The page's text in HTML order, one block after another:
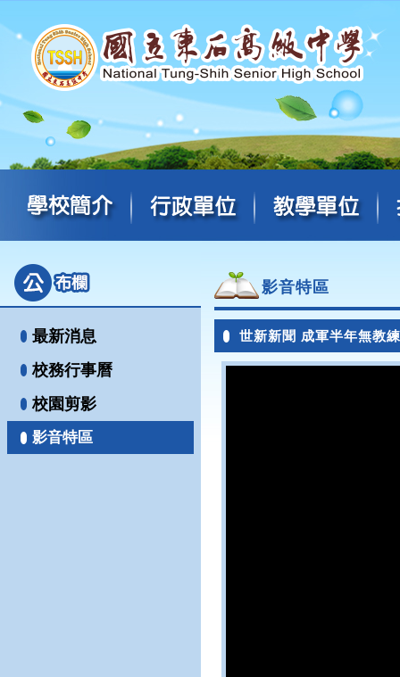
最新消息
校務行事曆
校園剪影
影音特區
影音特區
世新新聞 成軍半年無教